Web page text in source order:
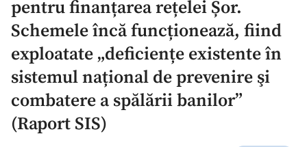
+1
ZdGust
pentru finanțarea rețelei Șor.
Schemele încă funcționează, fiind
exploatate „deficiențe existente în
sistemul național de prevenire şi
combatere a spălării banilor”
(Raport SIS)